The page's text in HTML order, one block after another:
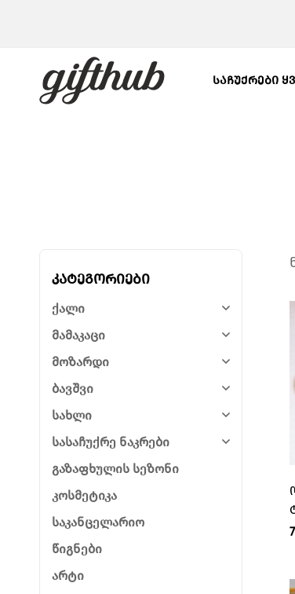
ᲡᲐᲩᲣᲥᲠᲔᲑᲘ
კატეგორიები
ქალი
მამაკაცი
მოზარდი
ბავშვი
სახლი
სასაჩუქრე ნაკრები
გაზაფხულის სეზონი
კოსმეტიკა
საკანცელარიო
წიგნები
არტი